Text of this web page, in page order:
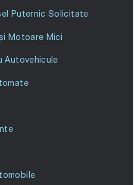
Puternic Solicitate
Motoare Mici
Autovehicule